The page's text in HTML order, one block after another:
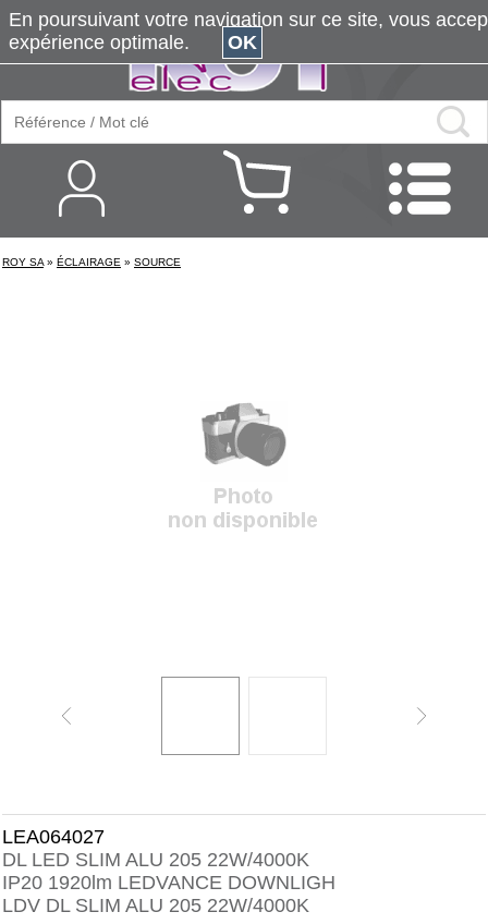
ROY SA » ÉCLAIRAGE » SOURCE
LEA064027
DL LED SLIM ALU 205 22W/4000K
IP20 1920lm LEDVANCE DOWNLIGH
LDV DL SLIM ALU 205 22W/4000K
En poursuivant votre navigation sur ce site, vous
expérience optimale.
OK